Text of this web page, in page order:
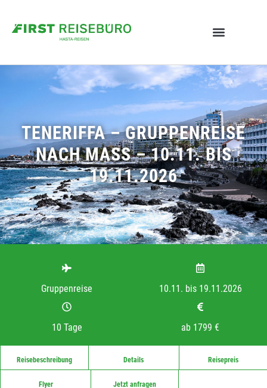
TENERIFFA – GRUPPENREISE
NACH MASS – 10.11. BIS 1
9.11.2026
Gruppenreise 10.11. bis 19.11.2026
10 Tage ab 1799 €
Reisebeschreibung Details Reisepreis
Flyer Jetzt anfragen